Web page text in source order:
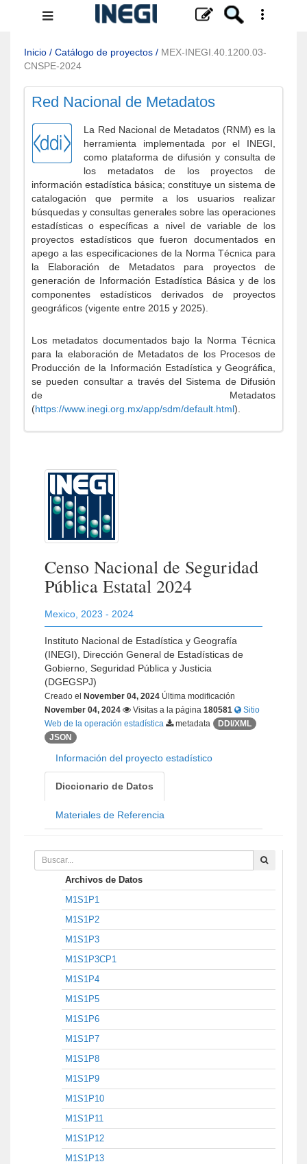
Menú
navegación
Inicio / Catálogo de proyectos / MEX-INEGI.40.1200.03-
CNSPE-2024
Red Nacional de Metadatos
La Red Nacional de Metadatos (RNM) es la
herramienta implementada por el INEGI,
como plataforma de difusión y consulta de
los metadatos de los proyectos de
información estadística básica; constituye un sistema de
catalogación que permite a los usuarios realizar
búsquedas y consultas generales sobre las operaciones
estadísticas o específicas a nivel de variable de los
proyectos estadísticos que fueron documentados en
apego a las especificaciones de la Norma Técnica para
la Elaboración de Metadatos para proyectos de
generación de Información Estadística Básica y de los
componentes estadísticos derivados de proyectos
geográficos (vigente entre 2015 y 2025).
Los metadatos documentados bajo la Norma Técnica
para la elaboración de Metadatos de los Procesos de
Producción de la Información Estadística y Geográfica,
se pueden consultar a través del Sistema de Difusión
de Metadatos
(https://www.inegi.org.mx/app/sdm/default.html).
Censo Nacional de Seguridad
Pública Estatal 2024
Mexico 2023 - 2024
Instituto Nacional de Estadística y Geografía
(INEGI), Dirección General de Estadísticas de
Gobierno, Seguridad Pública y Justicia
(DGEGSPJ)
Creado el November 04, 2024 Última modificación
November 04, 2024
Visitas a la página 180581
Sitio
Web de la operación estadística
metadata
DDI/XML
JSON
Información del proyecto estadístico
Diccionario de Datos
Materiales de Referencia
Archivos de Datos
M1S1P1
M1S1P2
M1S1P3
M1S1P3CP1
M1S1P4
M1S1P5
M1S1P6
M1S1P7
M1S1P8
M1S1P9
M1S1P10
M1S1P11
M1S1P12
M1S1P13